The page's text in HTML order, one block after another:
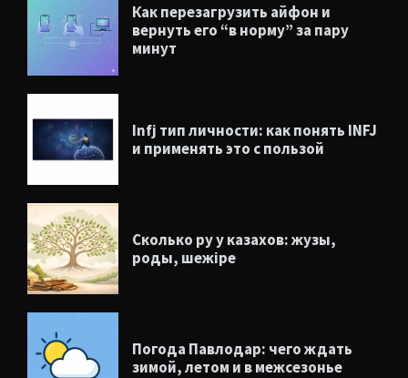
Как перезагрузить айфон и
вернуть его “в норму” за пару
минут
Infj тип личности: как понять INFJ
и применять это с пользой
Сколько ру у казахов: жузы,
роды, шежіре
Погода Павлодар: чего ждать
зимой, летом и в межсезонье